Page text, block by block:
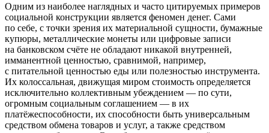
Одним из наиболее наглядных и часто цитируемых примеров
социальной конструкции является феномен денег. Сами
по себе, с точки зрения их материальной сущности, бумажные
купюры, металлические монеты или цифровые записи
на банковском счёте не обладают никакой внутренней,
имманентной ценностью, сравнимой, например,
с питательной ценностью еды или полезностью инструмента.
Их колоссальная, движущая миром стоимость определяется
исключительно коллективным убеждением — по сути,
огромным социальным соглашением — в их
платёжеспособности, их способности быть универсальным
средством обмена товаров и услуг, а также средством